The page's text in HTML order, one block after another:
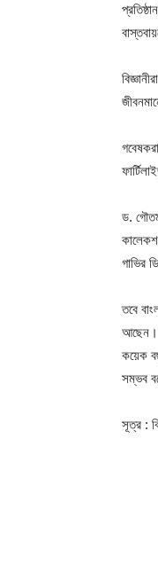
ড.
গাভির
তবে
আছেন।
কয়েক
সম্ভব
সূত্র :